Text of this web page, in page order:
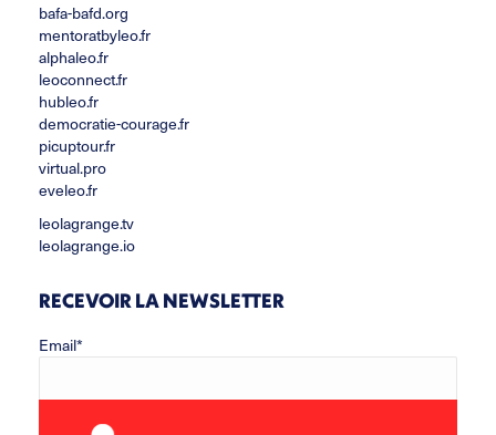
bafa-bafd.org
mentoratbyleo.fr
alphaleo.fr
leoconnect.fr
hubleo.fr
democratie-courage.fr
picuptour.fr
virtual.pro
eveleo.fr
leolagrange.tv
leolagrange.io
RECEVOIR LA NEWSLETTER
Email*